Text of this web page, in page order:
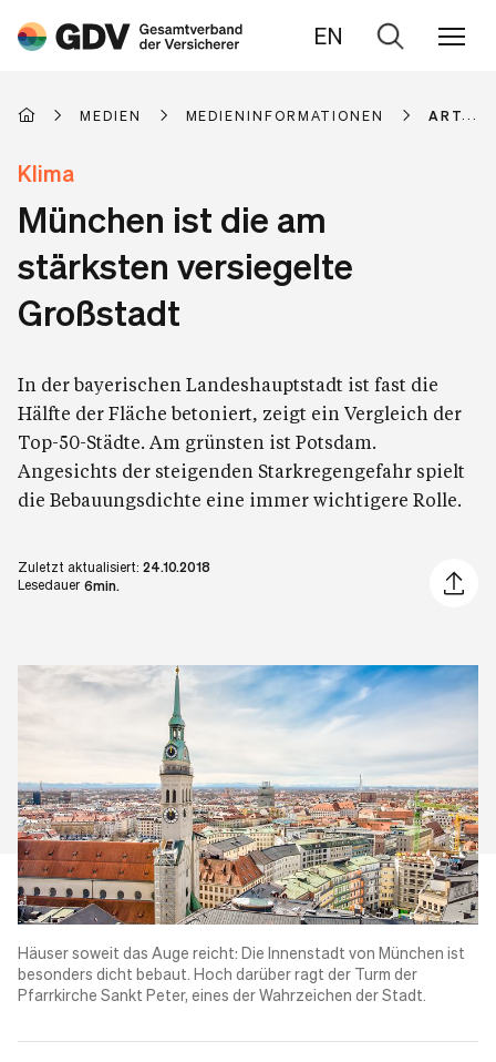
EN
Zur
MEDIEN MEDIENINFORMATIONEN
Klima
München ist die am
stärksten versiegelte
Großstadt
In der bayerischen Landeshauptstadt ist fast die
Hälfte der Fläche betoniert, zeigt ein Vergleich der
Top-50-Städte. Am grünsten ist Potsdam.
Angesichts der steigenden Starkregengefahr spielt
die Bebauungsdichte eine immer wichtigere Rolle.
Zuletzt aktualisiert: 24.10.2018
Lesedauer 6min.
Artikel
Häuser soweit das Auge reicht: Die Innenstadt von München ist
besonders dicht bebaut. Hoch darüber ragt der Turm der
Pfarrkirche Sankt Peter, eines der Wahrzeichen der Stadt.